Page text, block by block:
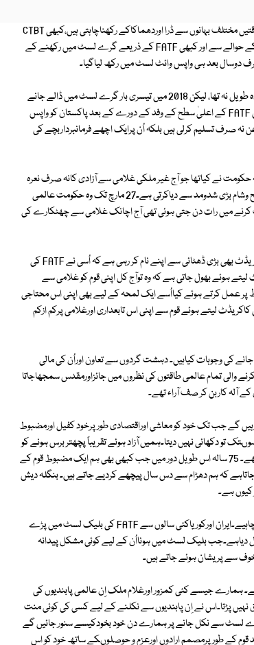
ہم پہلے بھی یہ بات کہہ چکے ہیں کہ ہمارے جیسے ملکوں کو کچھ عالمی طاقتیں مختلف بہانوں سے ڈرا اوردھماکاکے رکھناچاہتی ہیں،کبھی CTBT
معاہدے پر دستخط کرنے کے حوالے سے ، کبھی کم عمر بچوں سے مشقت لینے کے حوالے سے اور کبھی FATF کے ذریعے گرے لسٹ میں رکھنے کے
پھر 2012 ایک بار پھر اچانک گرے لسٹ میں ڈال دیاگیا۔یہ عرصہ بھی بہت زیادہ طویل نہ تھا، لیکن 2018 میں تیسری بار گرے لسٹ میں ڈالے جانے
کادورانیہ خاصہ طویل ہوتاچلاگیا۔ابھی بھی صرف وعدہ کیا گیاہے کہ اکتوبر میں FATF کے اعلیٰ سطح کے وفد کے دورے کے بعد پاکستان کو واپس
صرف تسلیم کرلی ہیں بلکہ اُن پرایک اچھے فرمانبرداربچے کی
نے کیاتھا جو آج غیر ملکی غلامی سے آزادی کانہ صرف نعرہ
بلند کیے ہوئے ہے اورجو موجودہ حکومت کو ایک غلام حکومت کاطعنہ بھی صبح وشام بڑی شدومد سے دیاکرتی ہے۔27 مارچ تک وہ حکومت عالمی
کرنے میں رات دن جتی ہوئی تھی آج اچانک غلامی سے چھٹکارے کی
دلچسپ بات یہ ہے کہ گرے لسٹ سے نکالے جانے کی خبروں پر وہ اس بات کاکریڈٹ بھی بڑی ڈھٹائی سے اپنے نام کر رہی ہے کہ اُسی نے FATF کی
یہ کریڈٹ لیتے ہوئے بھول جاتی ہے کہ وہ توآج کل اپنی قوم کو غلامی سے
اضافی اور ڈومور والی شرائط پر عمل کرتے ہوئے کیااُسے ایک لمحہ کے لیے بھی اپنی اس محتاجی
لیتے ہوئے قوم سے اپنی اس تابعداری اورغلامی پرکم ازکم
کی وجوہات کیاہیں۔ دہشت گردوں سے تعاون اوراُن کی مالی
جب یہ کام دنیاپرراج کرنے والی تمام عالمی طاقتوں کی نظروں میں جائزاورمقدس سمجھاجاتا
آلہ کاربن کر صف آراء تھے۔
گے جب تک خود کو معاشی اوراقتصادی طور پرخود کفیل اورمضبوط
تو دکھائی نہیں دیتا۔ہمیں آزاد ہوئے تقریباً پچھتر برس ہونے کو
آئے ہیں مگر ہم معاشی طور پرآج بھی وہیں کھڑے ہوئے ہیں جہاں ہم 1948 میں تھے۔ 75 سالہ اس طویل دور میں جب کبھی بھی ہم ایک مضبوط قوم کے
کہ ہم دھڑام سے دس سال پیچھے کردیے جاتے ہیں۔ بنگلہ دیش
صرف یہی ایک سوال ہمارے سوئے ہوئے ضمیروں کو جگانے کے لیے کافی ہوناچاہیے۔ایران اورکوریاکئی سالوں سے FATF کی بلیک لسٹ میں پڑے
دیاہے۔جب بلیک لسٹ میں ہونااُن کے لیے کوئی مشکل پیدانہ
خوف سے پریشان ہوئے جاتے ہیں۔
ہے۔ ہمارے جیسے کئی کمزور اورغلام ملک اِن عالمی پابندیوں کی
پڑتا۔اس نے اِن پابندیوں سے نکلنے کے لیے کسی کی کوئی منت
لسٹ سے نکل جانے پر ہمارے دن خود بخودکیسے سنور جائیں گے
کے طور پرمصمم ارادوں اورعزم و حوصلوںکے ساتھ خود کو اس